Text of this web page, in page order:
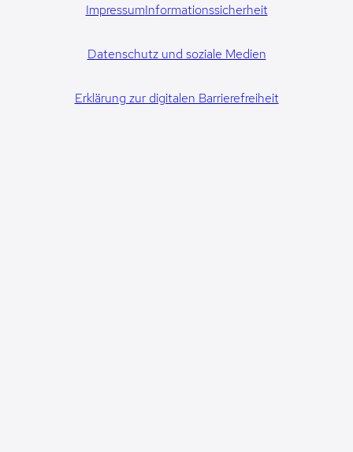
ImpressumInformationssicherheit
Datenschutz und soziale Medien
Erklärung zur digitalen Barrierefreiheit